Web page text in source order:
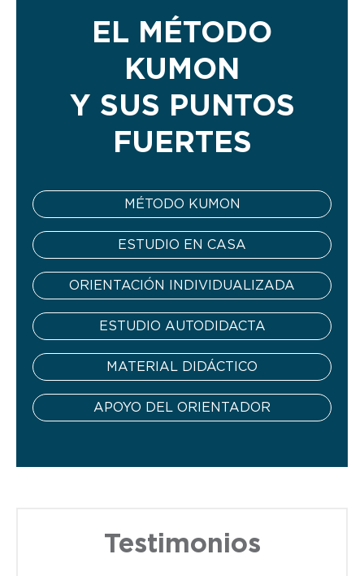
EL MÉTODO
KUMON
Y SUS PUNTOS
FUERTES
MÉTODO KUMON
ESTUDIO EN CASA
ORIENTACIÓN INDIVIDUALIZADA
ESTUDIO AUTODIDACTA
MATERIAL DIDÁCTICO
APOYO DEL ORIENTADOR
Testimonios